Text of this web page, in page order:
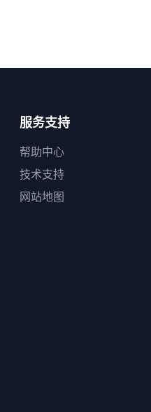
服务支持
帮助中心
技术支持
网站地图